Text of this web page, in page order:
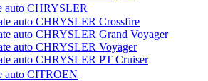
auto CHRYSLER
auto CHRYSLER Crossfire
auto CHRYSLER Grand Voyager
auto CHRYSLER Voyager
auto CHRYSLER PT Cruiser
auto CITROEN